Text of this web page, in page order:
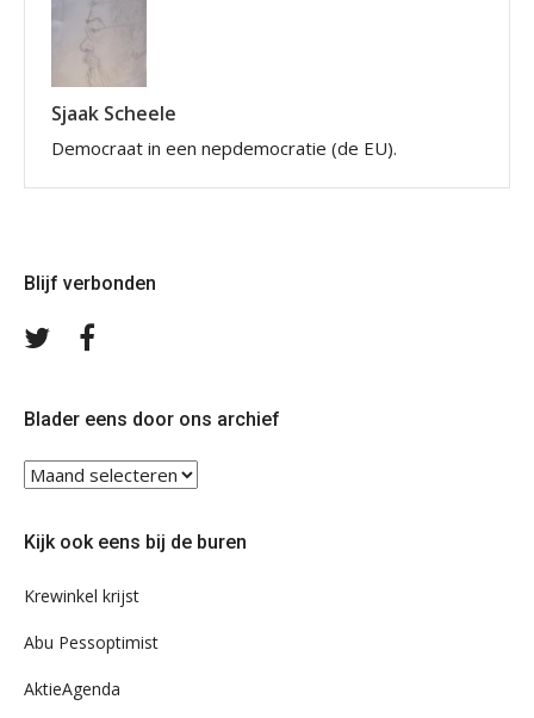
Sjaak Scheele
Democraat in een nepdemocratie (de EU).
Blijf verbonden
Volg
Blader eens door ons archief
Blader
eens
ons
Kijk ook eens bij de buren
Krewinkel krijst
Abu Pessoptimist
AktieAgenda